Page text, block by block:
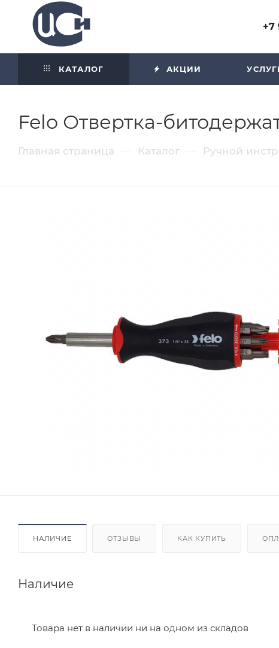
+7
КАТАЛОГ АКЦИИ
Felo Отвертка-
Главная страница Каталог Ручной
НАЛИЧИЕ ОТЗЫВЫ КАК КУПИТЬ
Наличие
Товара нет в наличии ни на одном из складов